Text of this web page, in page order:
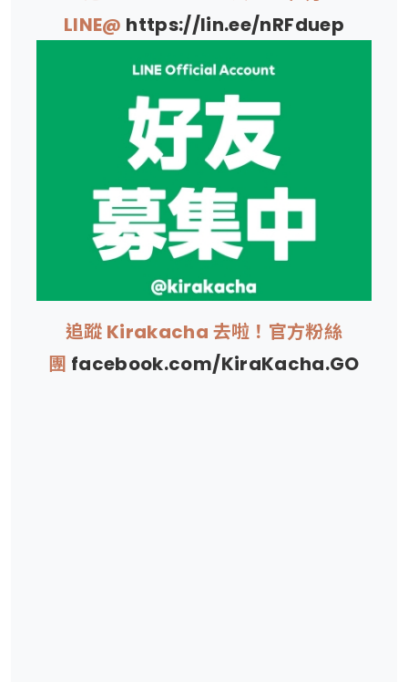
LINE@ https://lin.ee/nRFduep
追蹤 Kirakacha 去啦！官方粉絲
團 facebook.com/KiraKacha.GO